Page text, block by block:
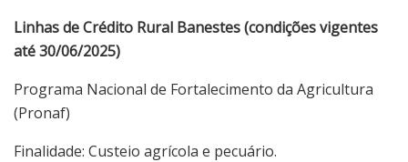
Linhas de Crédito Rural Banestes (condições vigentes
até 30/06/2025)
Programa Nacional de Fortalecimento da Agricultura
(Pronaf)
Finalidade: Custeio agrícola e pecuário.